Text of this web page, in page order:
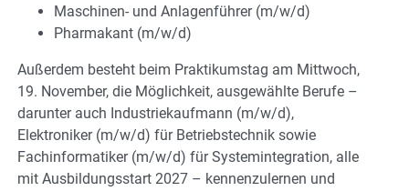
Maschinen- und Anlagenführer (m/w/d)
Pharmakant (m/w/d)
Außerdem besteht beim Praktikumstag am Mittwoch,
19. November, die Möglichkeit, ausgewählte Berufe –
darunter auch Industriekaufmann (m/w/d),
Elektroniker (m/w/d) für Betriebstechnik sowie
Fachinformatiker (m/w/d) für Systemintegration, alle
mit Ausbildungsstart 2027 – kennenzulernen und